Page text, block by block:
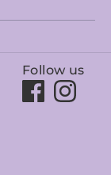
Follow us